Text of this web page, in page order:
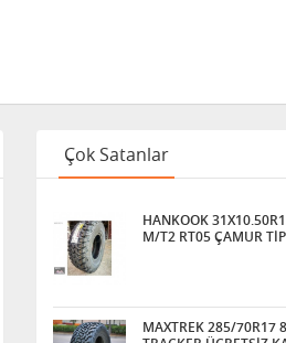
Çok Satanlar
HANKOOK
M/T2 RT05 ÇAMUR
MAXTREK 285/70R17